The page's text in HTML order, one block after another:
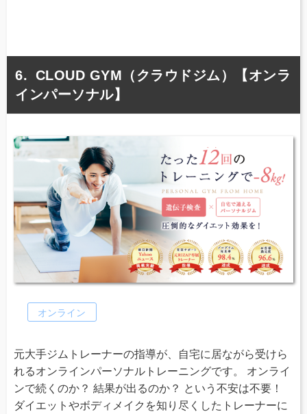
CLOUD GYM（クラウドジム）【オンラ
インパーソナル】
オンライン
元大手ジムトレーナーの指導が、自宅に居ながら受けら
れるオンラインパーソナルトレーニングです。 オンライ
ンで続くのか？ 結果が出るのか？ という不安は不要！
ダイエットやボディメイクを知り尽くしたトレーナーに